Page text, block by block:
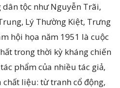
tộc như Nguyễn Trãi,
Lý Thường Kiệt, Trưng
hội họa năm 1951 là cuộc
trong thời kỳ kháng chiến
phẩm của nhiều tác giả,
liệu: từ tranh cổ động,